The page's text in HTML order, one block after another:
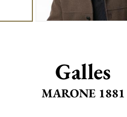
Galles
MARONE 1881